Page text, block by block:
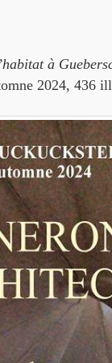
à
2024, 436